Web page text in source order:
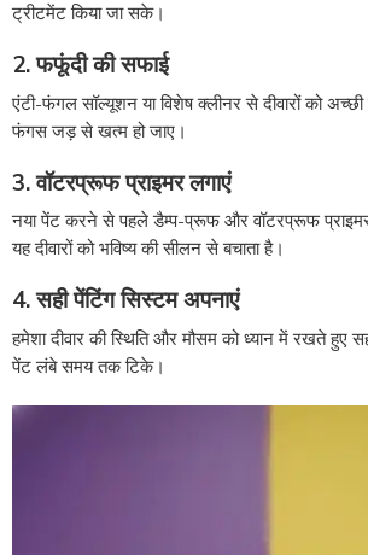
ट्रीटमेंट किया जा सके।
2. फफूंदी की सफाई
एंटी-फंगल सॉल्यूशन या विशेष क्लीनर से दीवारों को
फंगस जड़ से खत्म हो जाए।
3. वॉटरप्रूफ प्राइमर लगाएं
नया पेंट करने से पहले डैम्प-प्रूफ और वॉटरप्रूफ
यह दीवारों को भविष्य की सीलन से बचाता है।
4. सही पेंटिंग सिस्टम अपनाएं
हमेशा दीवार की स्थिति और मौसम को ध्यान में रखते हुए
पेंट लंबे समय तक टिके।